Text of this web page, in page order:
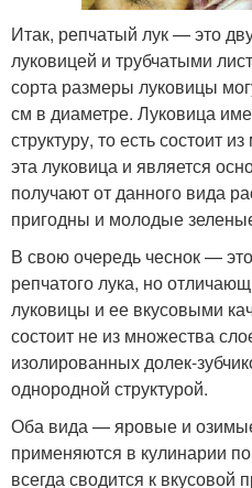
Итак, репчатый лук — это
луковицей и трубчатыми
сорта размеры луковицы
см в диаметре. Луковица
структуру, то есть состоит
эта луковица и является
получают от данного вида
пригодны и молодые
В свою очередь чеснок —
репчатого лука, но
луковицы и ее вкусовыми
состоит не из множества
изолированных долек-
однородной структурой.
Оба вида — яровые и
применяются в кулинарии
всегда сводится к вкусовой